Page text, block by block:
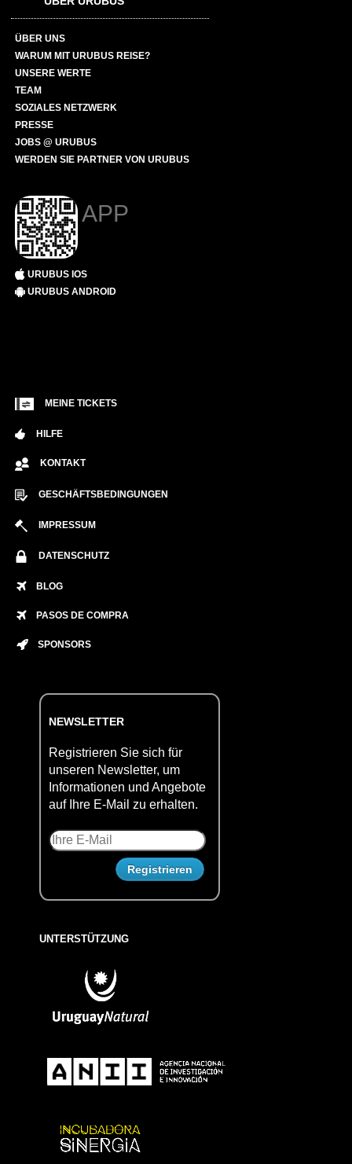
ÜBER UNS
WARUM MIT URUBUS REISE?
UNSERE WERTE
TEAM
SOZIALES NETZWERK
PRESSE
JOBS @ URUBUS
WERDEN SIE PARTNER VON URUBUS
APP
URUBUS IOS
URUBUS ANDROID
MEINE TICKETS
HILFE
KONTAKT
GESCHÄFTSBEDINGUNGEN
IMPRESSUM
DATENSCHUTZ
BLOG
PASOS DE COMPRA
SPONSORS
NEWSLETTER
Registrieren Sie sich für
unseren Newsletter, um
Informationen und Angebote
auf Ihre E-Mail zu erhalten.
UNTERSTÜTZUNG